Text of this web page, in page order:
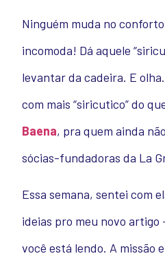
Ninguém muda no
incomoda! Dá aquele
levantar da cadeira. E
com mais “siricutico” do
Baena, pra quem ainda
sócias-fundadoras da La
Essa semana, sentei com
ideias pro meu novo artigo
você está lendo. A missão